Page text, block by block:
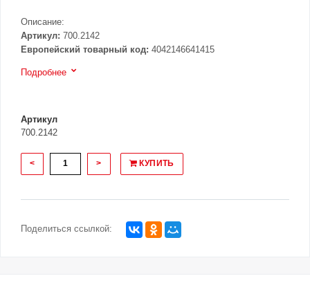
Описание:
Артикул: 700.2142
Европейский товарный код: 4042146641415
Подробнее
Артикул
700.2142
< > КУПИТЬ
Поделиться ссылкой: